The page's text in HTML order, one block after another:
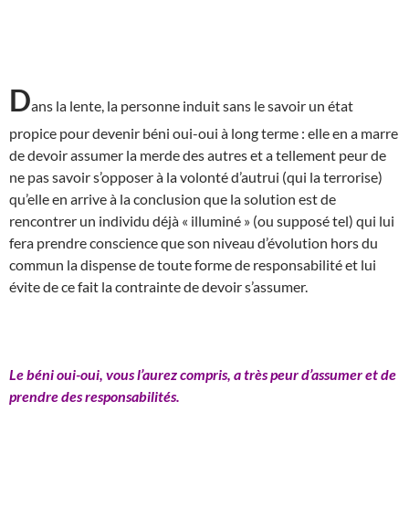
Dans la lente, la personne induit sans le savoir un état
propice pour devenir béni oui-oui à long terme : elle en a marre
de devoir assumer la merde des autres et a tellement peur de
ne pas savoir s’opposer à la volonté d’autrui (qui la terrorise)
qu’elle en arrive à la conclusion que la solution est de
rencontrer un individu déjà « illuminé » (ou supposé tel) qui lui
fera prendre conscience que son niveau d’évolution hors du
commun la dispense de toute forme de responsabilité et lui
évite de ce fait la contrainte de devoir s’assumer.
Le béni oui-oui, vous l’aurez compris, a très peur d’assumer et de
prendre des responsabilités.